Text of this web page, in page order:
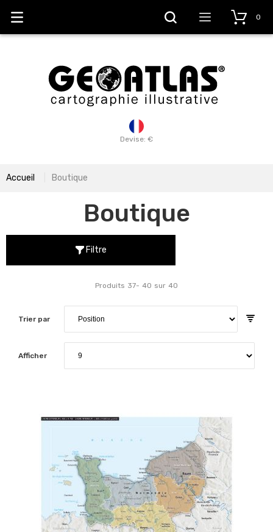
Devise: €
0
Accueil Boutique
Boutique
Filtre
Trier par
Produits 37- 40 sur 40
Afficher